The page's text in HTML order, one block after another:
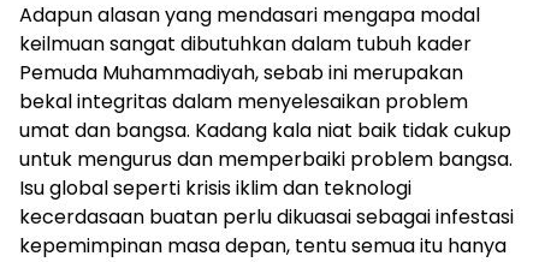
Adapun alasan yang mendasari mengapa modal
keilmuan sangat dibutuhkan dalam tubuh kader
Pemuda Muhammadiyah, sebab ini merupakan
bekal integritas dalam menyelesaikan problem
umat dan bangsa. Kadang kala niat baik tidak cukup
untuk mengurus dan memperbaiki problem bangsa.
Isu global seperti krisis iklim dan teknologi
kecerdasaan buatan perlu dikuasai sebagai infestasi
kepemimpinan masa depan, tentu semua itu hanya